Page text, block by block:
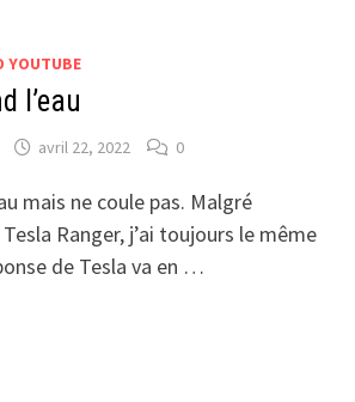
YOUTUBE
l’eau
avril 22, 2022 0
mais ne coule pas. Malgré
Ranger, j’ai toujours le même
de Tesla va en …